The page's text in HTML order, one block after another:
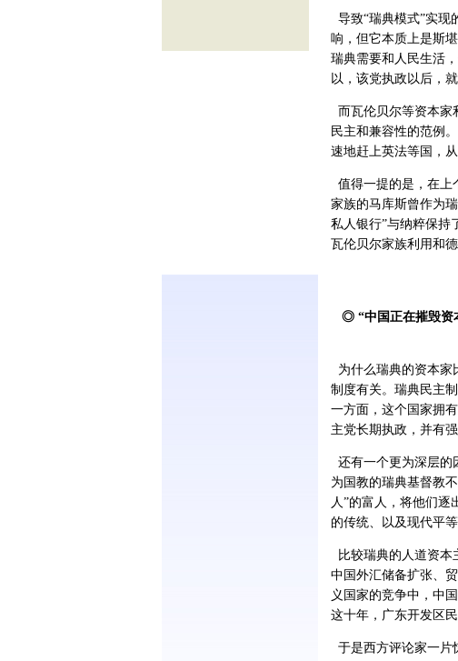
导致“瑞典模式”实现
响，但它本质上是斯
瑞典需要和人民生活
以，该党执政以后，
而瓦伦贝尔等资本家
民主和兼容性的范例
速地赶上英法等国，
值得一提的是，在上
家族的马库斯曾作为
私人银行”与纳粹保持
瓦伦贝尔家族利用和
◎ “中国正在摧毁资
为什么瑞典的资本家
制度有关。瑞典民主
一方面，这个国家拥
主党长期执政，并有
还有一个更为深层的
为国教的瑞典基督教
人”的富人，将他们逐
的传统、以及现代平
比较瑞典的人道资本
中国外汇储备扩张、
义国家的竞争中，中
这十年，广东开发区
于是西方评论家一片